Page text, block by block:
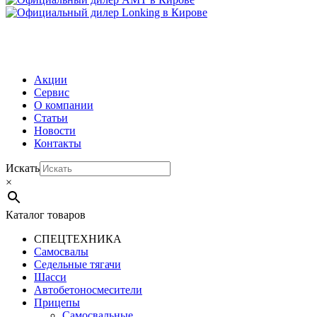
Акции
Сервис
О компании
Статьи
Новости
Контакты
Искать
×
Каталог товаров
СПЕЦТЕХНИКА
Самосвалы
Седельные тягачи
Шасси
Автобетоно­смесители
Прицепы